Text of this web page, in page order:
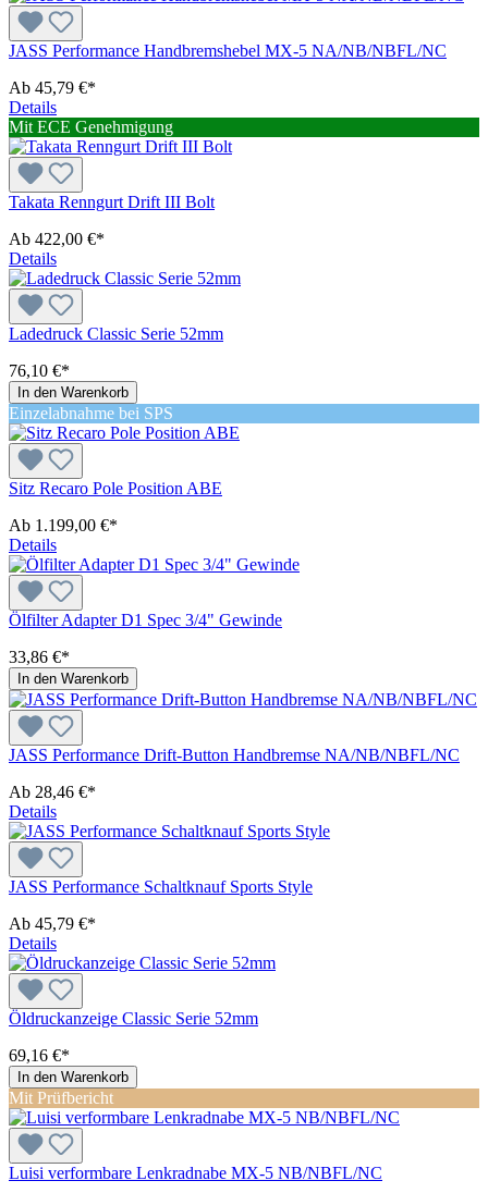
JASS Performance Handbremshebel MX-5 NA/NB/NBFL/NC
Ab 45,79 €*
Details
Mit ECE Genehmigung
Takata Renngurt Drift III Bolt
Ab 422,00 €*
Details
Ladedruck Classic Serie 52mm
76,10 €*
In den Warenkorb
Einzelabnahme bei SPS
Sitz Recaro Pole Position ABE
Ab 1.199,00 €*
Details
Ölfilter Adapter D1 Spec 3/4" Gewinde
33,86 €*
In den Warenkorb
JASS Performance Drift-Button Handbremse NA/NB/NBFL/NC
Ab 28,46 €*
Details
JASS Performance Schaltknauf Sports Style
Ab 45,79 €*
Details
Öldruckanzeige Classic Serie 52mm
69,16 €*
In den Warenkorb
Mit Prüfbericht
Luisi verformbare Lenkradnabe MX-5 NB/NBFL/NC